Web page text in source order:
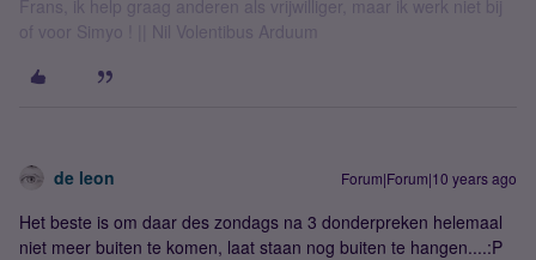
Frans, ik help graag anderen als vrijwilliger, maar ik werk niet bij
of voor Simyo ! || Nil Volentibus Arduum
de leon Forum|Forum|10 years ago
Het beste is om daar des zondags na 3 donderpreken helemaal
niet meer buiten te komen, laat staan nog buiten te hangen....:P